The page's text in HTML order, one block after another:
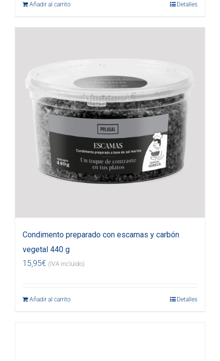
Añadir al carrito Detalles
Condimento preparado con escamas y carbón
vegetal 440 g
15,95€ (IVA incluido)
Añadir al carrito Detalles